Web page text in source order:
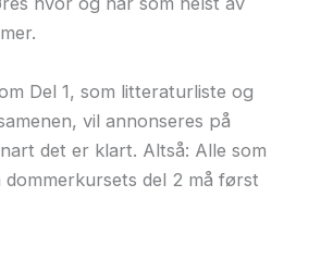
Del 1, som litteraturliste og
vil annonseres på
det er klart. Altså: Alle som
del 2 må først